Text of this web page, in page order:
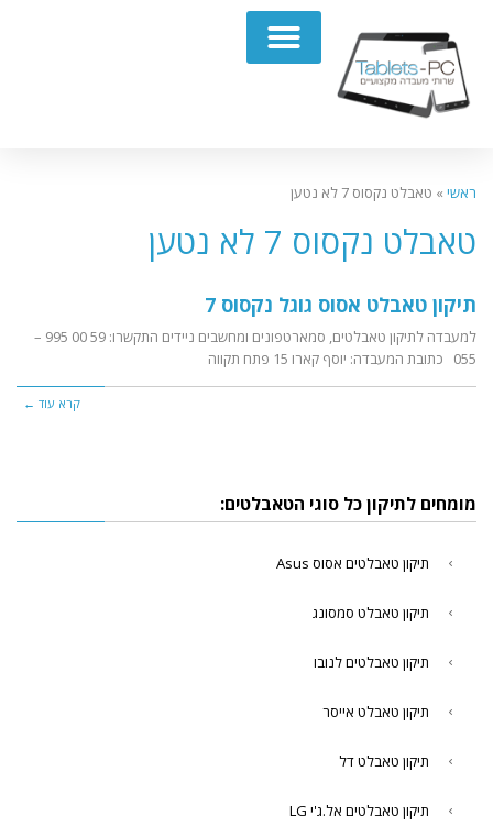
ראשי » טאבלט נקסוס 7 לא נטען
טאבלט נקסוס 7 לא נטען
תיקון טאבלט אסוס גוגל נקסוס 7
למעבדה לתיקון טאבלטים, סמארטפונים ומחשבים ניידים התקשרו: 59 00 995 –
055 כתובת המעבדה: יוסף קארו 15 פתח תקווה
קרא עוד ←
מומחים לתיקון כל סוגי הטאבלטים:
תיקון טאבלטים אסוס Asus
תיקון טאבלט סמסונג
תיקון טאבלטים לנובו
תיקון טאבלט אייסר
תיקון טאבלט דל
תיקון טאבלטים אל.ג'י LG